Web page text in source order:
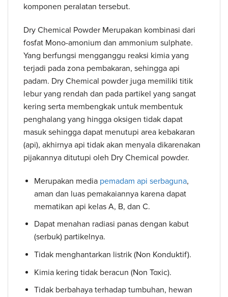
komponen peralatan tersebut.
Dry Chemical Powder Merupakan kombinasi dari
fosfat Mono-amonium dan ammonium sulphate.
Yang berfungsi mengganggu reaksi kimia yang
terjadi pada zona pembakaran, sehingga api
padam. Dry Chemical powder juga memiliki titik
lebur yang rendah dan pada partikel yang sangat
kering serta membengkak untuk membentuk
penghalang yang hingga oksigen tidak dapat
masuk sehingga dapat menutupi area kebakaran
(api), akhirnya api tidak akan menyala dikarenakan
pijakannya ditutupi oleh Dry Chemical powder.
Merupakan media pemadam api serbaguna,
aman dan luas pemakaiannya karena dapat
mematikan api kelas A, B, dan C.
Dapat menahan radiasi panas dengan kabut
(serbuk) partikelnya.
Tidak menghantarkan listrik (Non Konduktif).
Kimia kering tidak beracun (Non Toxic).
Tidak berbahaya terhadap tumbuhan, hewan